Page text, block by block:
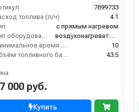
7899733
топлива (л/ч)
4.1
с прямым нагревом
Тип оборудования
воздухонагреватель
Минимальное время работы при полном баке (ч)
10
Объём топливного бака (л)
43.5
000 руб.
Купить